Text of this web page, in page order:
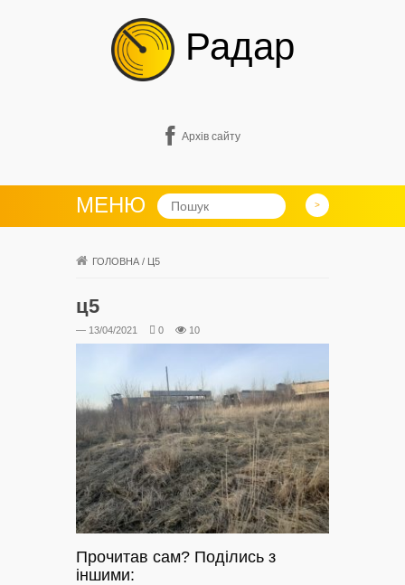
Радар
Архів сайту
МЕНЮ
ГОЛОВНА / Ц5
ц5
— 13/04/2021 0 10
Прочитав сам? Поділись з
іншими: